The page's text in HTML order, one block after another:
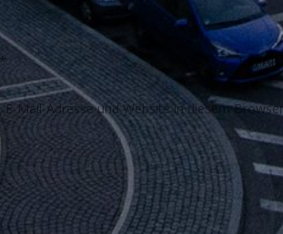
E-Mail-Adresse und Website in diesem